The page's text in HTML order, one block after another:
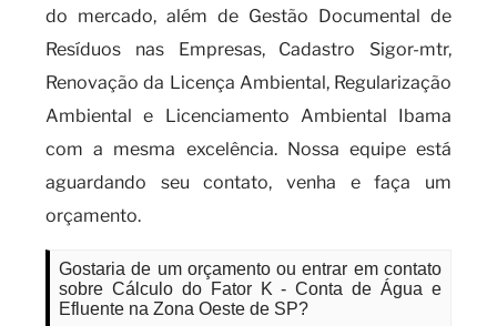
do mercado, além de Gestão Documental de
Resíduos nas Empresas, Cadastro Sigor-mtr,
Renovação da Licença Ambiental, Regularização
Ambiental e Licenciamento Ambiental Ibama
com a mesma excelência. Nossa equipe está
aguardando seu contato, venha e faça um
orçamento.
Gostaria de um orçamento ou entrar em contato
sobre Cálculo do Fator K - Conta de Água e
Efluente na Zona Oeste de SP?